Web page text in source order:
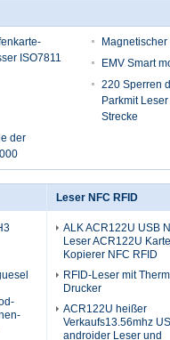
ISO7811
EMV Smart
220 Sperren
Parkmit
Strecke
der
Leser NFC RFID
ALK ACR122U USB
Leser ACR122U
Kopierer NFC RFID
RFID-Leser mit
Drucker
ACR122U heißer
Verkaufs13.56mhz
androider Leser und